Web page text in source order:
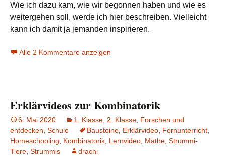
Wie ich dazu kam, wie wir begonnen haben und wie es
weitergehen soll, werde ich hier beschreiben. Vielleicht
kann ich damit ja jemanden inspirieren.
Alle 2 Kommentare anzeigen
Erklärvideos zur Kombinatorik
6. Mai 2020 1. Klasse 2. Klasse Forschen und
entdecken Schule Bausteine Erklärvideo Fernunterricht
Homeschooling
Kombinatorik Lernvideo Mathe Strummi-
Tiere Strummis drachi